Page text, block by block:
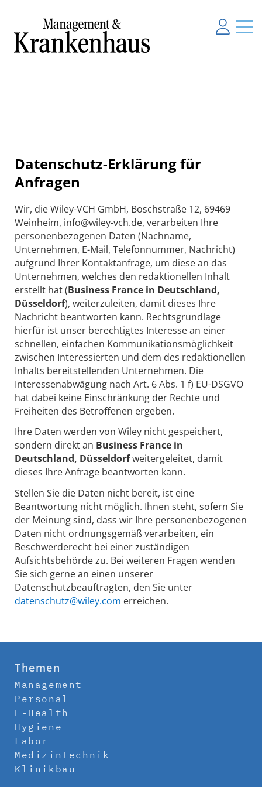
Datenschutz-Erklärung für
Anfragen
Wir, die Wiley-VCH GmbH, Boschstraße 12, 69469
Weinheim, info@wiley-vch.de, verarbeiten Ihre
personenbezogenen Daten (Nachname,
Unternehmen, E-Mail, Telefonnummer, Nachricht)
aufgrund Ihrer Kontaktanfrage, um diese an das
Unternehmen, welches den redaktionellen Inhalt
erstellt hat (Business France in Deutschland,
Düsseldorf), weiterzuleiten, damit dieses Ihre
Nachricht beantworten kann. Rechtsgrundlage
hierfür ist unser berechtigtes Interesse an einer
schnellen, einfachen Kommunikationsmöglichkeit
zwischen Interessierten und dem des redaktionellen
Inhalts bereitstellenden Unternehmen. Die
Interessenabwägung nach Art. 6 Abs. 1 f) EU-DSGVO
hat dabei keine Einschränkung der Rechte und
Freiheiten des Betroffenen ergeben.
Ihre Daten werden von Wiley nicht gespeichert,
sondern direkt an Business France in
Deutschland, Düsseldorfweitergeleitet, damit
dieses Ihre Anfrage beantworten kann.
Stellen Sie die Daten nicht bereit, ist eine
Beantwortung nicht möglich. Ihnen steht, sofern Sie
der Meinung sind, dass wir Ihre personenbezogenen
Daten nicht ordnungsgemäß verarbeiten, ein
Beschwerderecht bei einer zuständigen
Aufsichtsbehörde zu. Bei weiteren Fragen wenden
Sie sich gerne an einen unserer
Datenschutzbeauftragten, den Sie unter
datenschutz@wiley.com erreichen.
Themen
Management
Personal
E-Health
Hygiene
Labor
Medizintechnik
Klinikbau